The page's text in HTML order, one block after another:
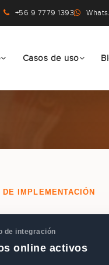
+56 9 7779 1393
Casos de uso
DE IMPLEMENTACIÓN
de integración
online activos